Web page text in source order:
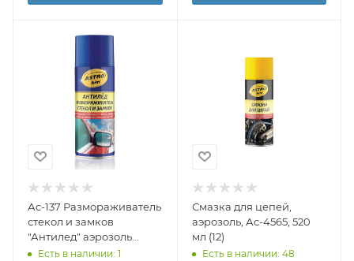
Ас-137 Размораживатель
стекол и замков
"Антилед" аэрозоль
520мл (12)
Есть в наличии: 1
Смазка для цепей,
аэрозоль, Ас-4565, 520
мл (12)
Есть в наличии: 48